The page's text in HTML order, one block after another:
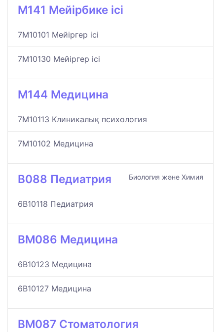
M141 Мейірбике ісі
7M10101 Мейіргер ісі
7M10130 Мейіргер ісі
M144 Медицина
7M10113 Клиникалық психология
7M10102 Медицина
B088 Педиатрия Биология және Химия
6B10118 Педиатрия
BM086 Медицина
6B10123 Медицина
6B10127 Медицина
BM087 Стоматология